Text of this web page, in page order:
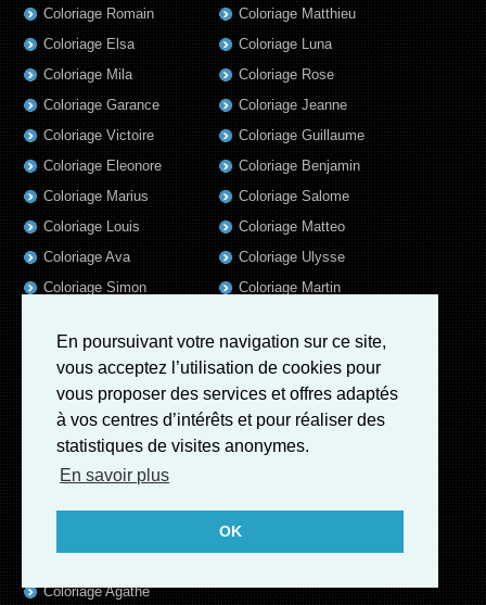
En poursuivant votre navigation sur ce site,
vous acceptez l’utilisation de cookies pour
vous proposer des services et offres adaptés
à vos centres d’intérêts et pour réaliser des
statistiques de visites anonymes.
En savoir plus
OK
Coloriage Romain
Coloriage Elsa
Coloriage Mila
Coloriage Garance
Coloriage Victoire
Coloriage Eleonore
Coloriage Marius
Coloriage Louis
Coloriage Ava
Coloriage Simon
Coloriage Lina
Coloriage Nina
Coloriage Arthur
Coloriage Noe
Coloriage William
Coloriage Matthieu
Coloriage Luna
Coloriage Rose
Coloriage Jeanne
Coloriage Guillaume
Coloriage Benjamin
Coloriage Salome
Coloriage Matteo
Coloriage Ulysse
Coloriage Martin
Coloriage Heloïse
Coloriage Felix
Coloriage Rayan
Coloriage Iris
Coloriage Agathe